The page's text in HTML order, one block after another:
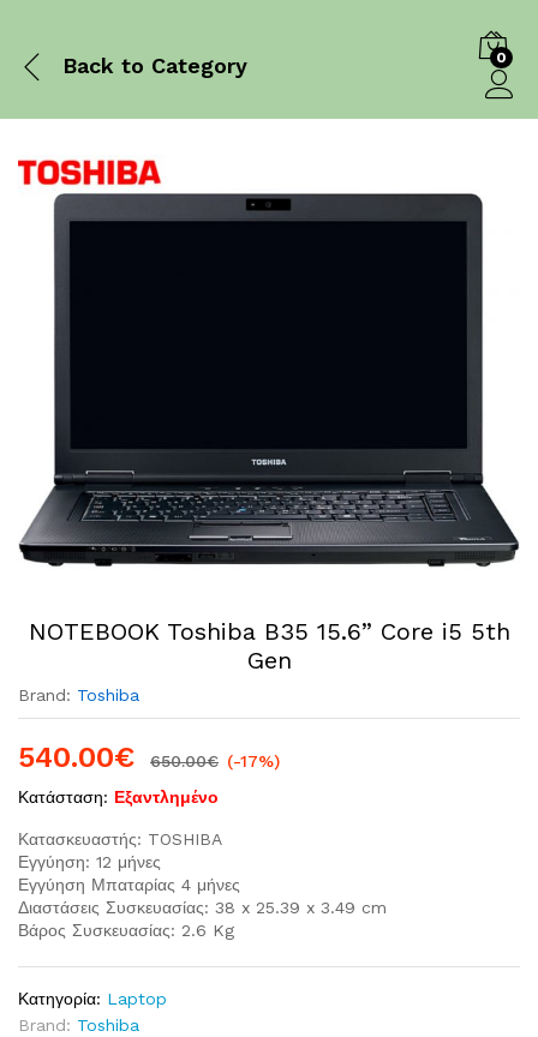
Back to Category 0
NOTEBOOK Toshiba B35 15.6” Core i5 5th
Gen
Brand: Toshiba
540.00€ 650.00€ (-17%)
Κατάσταση: Εξαντλημένο
Κατασκευαστής: TOSHIBA
Εγγύηση: 12 μήνες
Εγγύηση Μπαταρίας 4 μήνες
Διαστάσεις Συσκευασίας: 38 x 25.39 x 3.49 cm
Βάρος Συσκευασίας: 2.6 Kg
Κατηγορία: Laptop
Brand: Toshiba